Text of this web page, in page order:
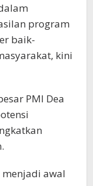
program
baik-
kini
PMI Dea
menjadi awal